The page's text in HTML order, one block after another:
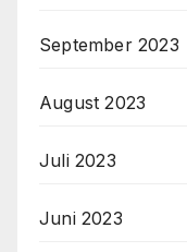
September 2023
August 2023
Juli 2023
Juni 2023